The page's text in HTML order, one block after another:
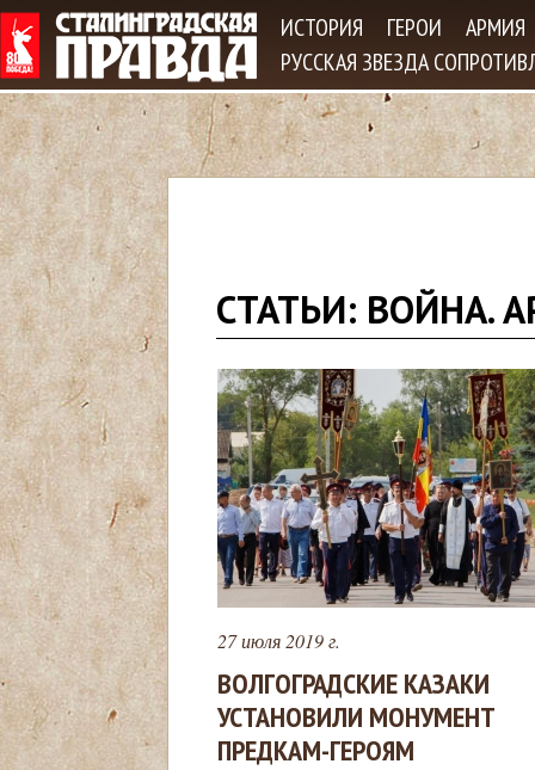
ИСТОРИЯ ГЕРОИ
АРМИЯ
РУССКАЯ ЗВЕЗДА
ы
з
д
е
с
ь
СТАТЬИ: ВОЙНА.
27 июля 2019 г.
ВОЛГОГРАДСКИЕ КАЗАКИ
УСТАНОВИЛИ МОНУМЕНТ
ПРЕДКАМ-ГЕРОЯМ